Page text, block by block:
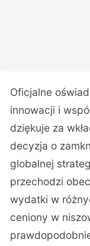
Oficjalne
innowacji i
dziękuje za
decyzja o
globalnej
przechodzi
wydatki w
ceniony w